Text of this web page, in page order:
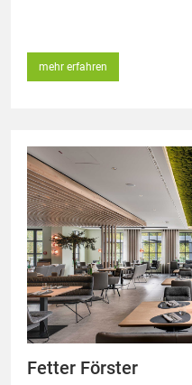
mehr erfahren
Fetter Förster